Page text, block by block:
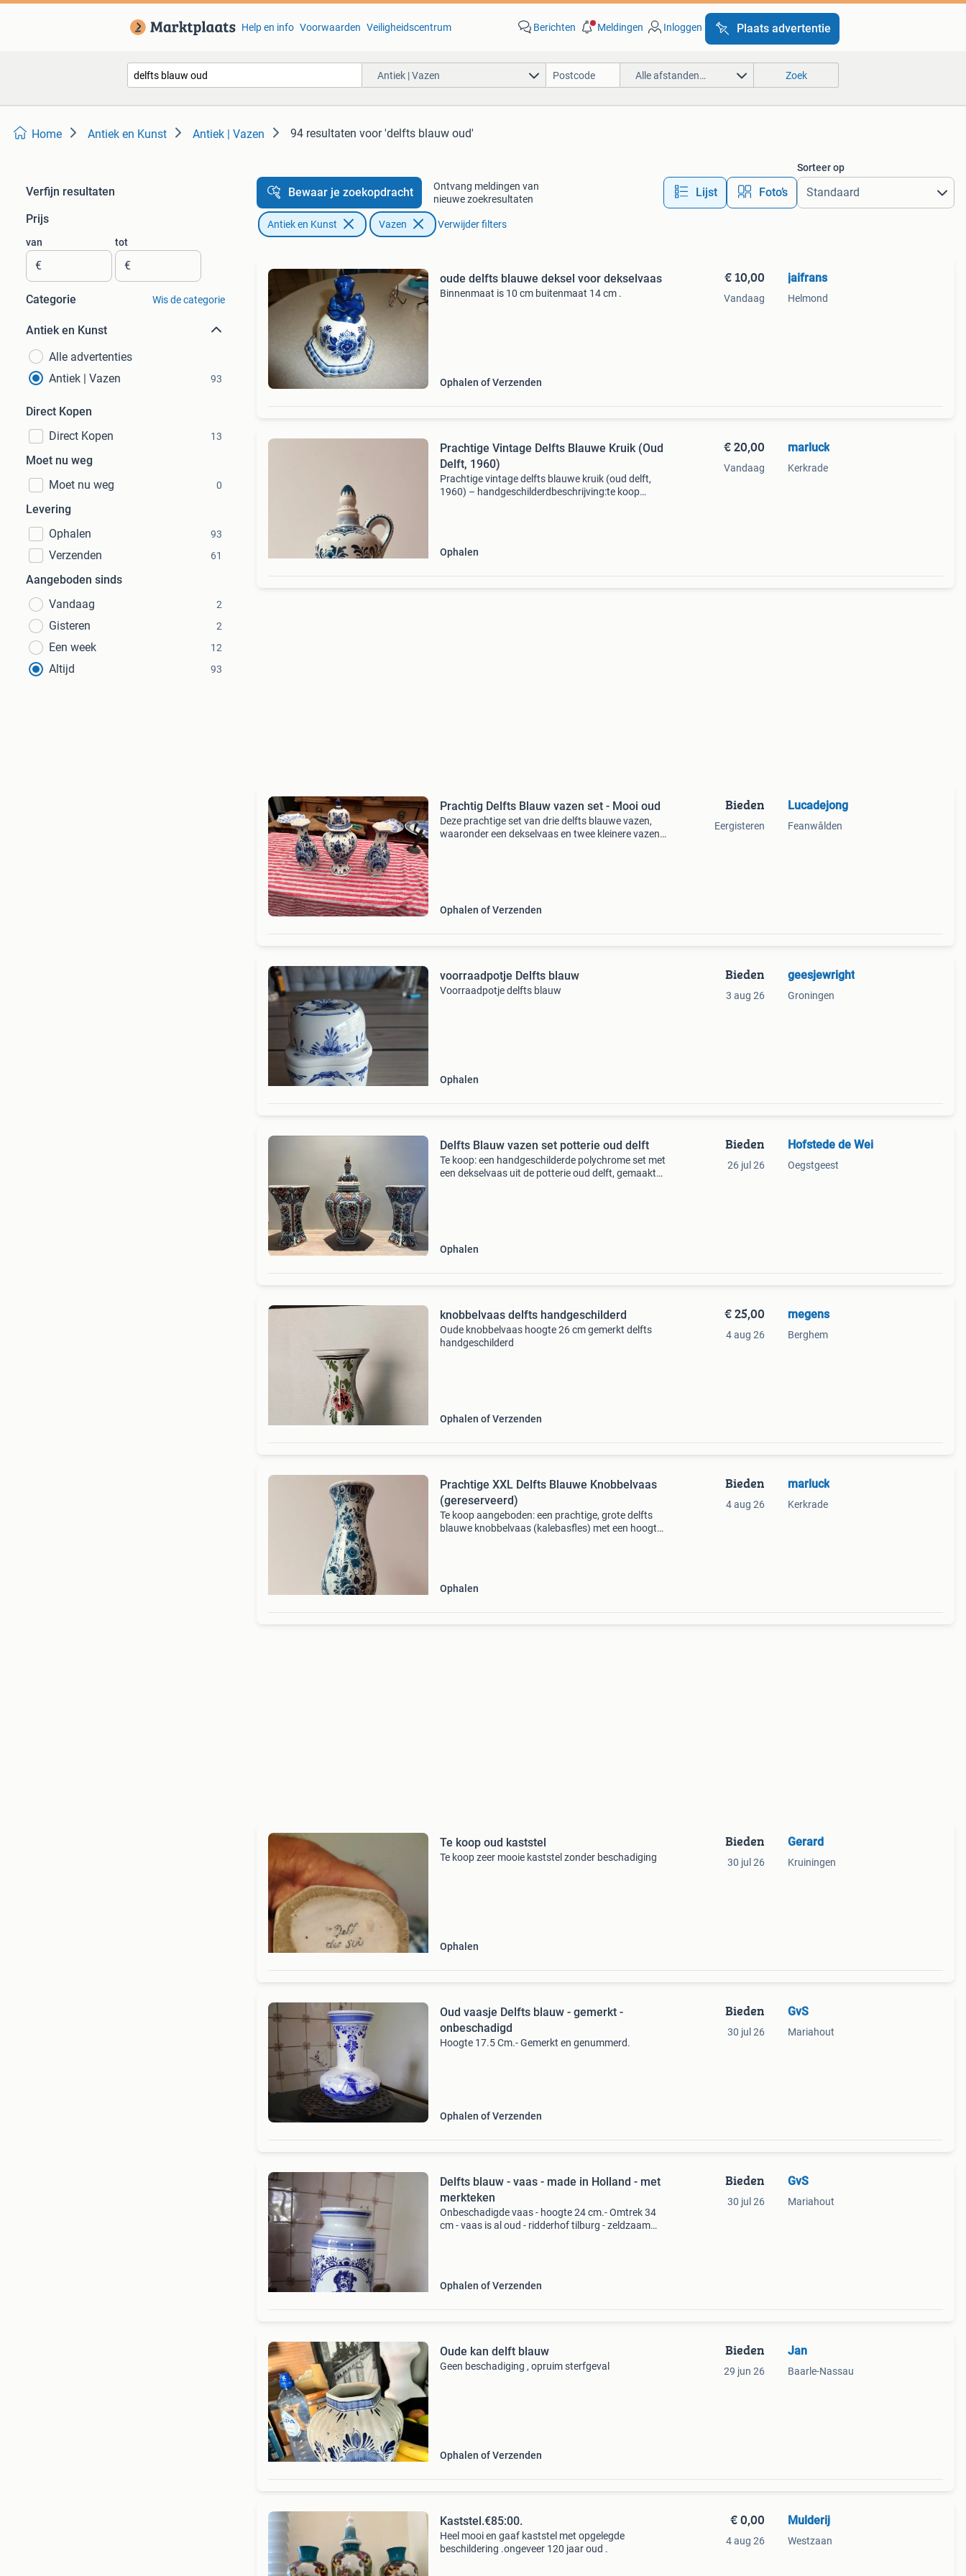
Help en info Voorwaarden Veiligheidscentrum Berichten Meldingen Inloggen Plaats advertentie
Antiek | Vazen Alle afstanden… Zoek
Home Antiek en Kunst Antiek | Vazen 94 resultaten voor 'delfts blauw oud'
Verfijn resultaten
Prijs
van
€
tot
€
Categorie Wis de categorie
Antiek en Kunst
Alle advertenties
Antiek | Vazen
93
Direct Kopen
Direct Kopen
13
Moet nu weg
Moet nu weg
0
Levering
Ophalen
93
Verzenden 61
Aangeboden sinds
Vandaag
2
Gisteren 2
Een week 12
Altijd 93
Bewaar je zoekopdracht
Ontvang meldingen van
nieuwe zoekresultaten
Lijst Foto’s
Sorteer op
Antiek en Kunst Vazen Verwijder filters
oude delfts blauwe deksel voor dekselvaas
Binnenmaat is 10 cm buitenmaat 14 cm .
Ophalen of Verzenden
€ 10,00
Vandaag
jaifrans
Helmond
Prachtige Vintage Delfts Blauwe Kruik (Oud
Delft, 1960)
Prachtige vintage￼ delfts blauwe kruik (oud delft,
1960) – handgeschilderdbeschrijving:te koop
Ophalen
€ 20,00
Vandaag
marluck
Kerkrade
Prachtig Delfts Blauw vazen set - Mooi oud
Deze prachtige set van drie delfts blauwe vazen,
waaronder een dekselvaas en twee kleinere vazen,
Ophalen of Verzenden
Bieden
Eergisteren
Lucadejong
Feanwâlden
voorraadpotje Delfts blauw
Voorraadpotje delfts blauw
Ophalen
Bieden
3 aug 26
geesjewright
Groningen
Delfts Blauw vazen set potterie oud delft
Te koop: een handgeschilderde polychrome set met
een dekselvaas uit de potterie oud delft, gemaakt
Ophalen
Bieden
26 jul 26
Hofstede de Wei
Oegstgeest
knobbelvaas delfts handgeschilderd
Oude knobbelvaas hoogte 26 cm gemerkt delfts
handgeschilderd
Ophalen of Verzenden
€ 25,00
4 aug 26
megens
Berghem
Prachtige XXL Delfts Blauwe Knobbelvaas
(gereserveerd)
Te koop aangeboden: een prachtige, grote delfts
blauwe knobbelvaas (kalebasfles) met een hoogte
Ophalen
Bieden
4 aug 26
marluck
Kerkrade
Te koop oud kaststel
Te koop zeer mooie kaststel zonder beschadiging
Ophalen
Bieden
30 jul 26
Gerard
Kruiningen
Oud vaasje Delfts blauw - gemerkt -
onbeschadigd
Hoogte 17.5 Cm.- Gemerkt en genummerd.
Ophalen of Verzenden
Bieden
30 jul 26
GvS
Mariahout
Delfts blauw - vaas - made in Holland - met
merkteken
Onbeschadigde vaas - hoogte 24 cm.- Omtrek 34
cm - vaas is al oud - ridderhof tilburg - zeldzaam
Ophalen of Verzenden
Bieden
30 jul 26
GvS
Mariahout
Oude kan delft blauw
Geen beschadiging , opruim sterfgeval
Ophalen of Verzenden
Bieden
29 jun 26
Jan
Baarle-Nassau
Kaststel.€85:00.
Heel mooi en gaaf kaststel met opgelegde
beschildering .ongeveer 120 jaar oud .
€ 0,00
4 aug 26
Mulderij
Westzaan